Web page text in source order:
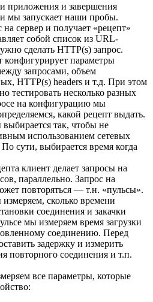
приложения и завершения
мы запускает наши пробы.
на сервер и получает «рецепт»
собой список из URL-
сделать HTTP(s) запрос.
конфигурирует параметры
запросами, объем
HTTP(s) headers и т.д. При этом
тестировать несколько разных
на конфигурацию мы
какой рецепт выдать.
так, чтобы не
использованием сетевых
сути, выбирается время когда
клиент делает запросы на
параллельно. Запрос на
повторяться — т.н. «пульсы».
сколько времени
соединения и закачки
мы измеряем время загрузки
соединению. Перед
задержку и измерить
повторного соединения и т.п.
все параметры, которые